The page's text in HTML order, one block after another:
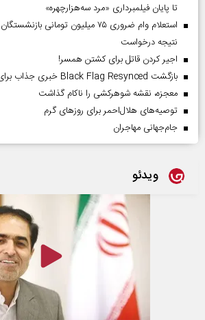
تا پایان فیلمبرداری «مرد سه‌هزارچهره»
استعلام وام ضروری ۷۵ میلیون
نتیجه درخواست
اجیر کردن قاتل برای کشتن همسر!
بازگشت Black Flag Resynced خبری جذاب برای دوستداران بازی
معجزه، نقشه شوهرکشی را ناکام گذاشت
توصیه‌های هلال‌احمر برای روز‌های گرم
جام‌جهانی مهاجران
ویدئو